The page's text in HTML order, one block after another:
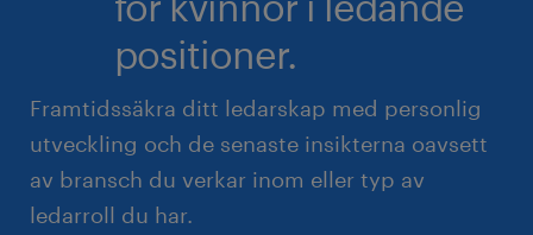
positioner.
Framtidssäkra ditt ledarskap med personlig
utveckling och de senaste insikterna oavsett
av bransch du verkar inom eller typ av
ledarroll du har.